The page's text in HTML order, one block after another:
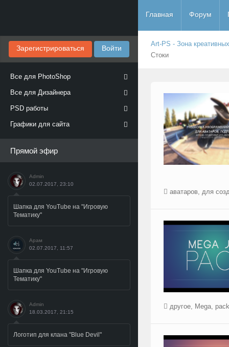
Зарегистрироваться Войти
Все для PhotoShop
Все для Дизайнера
PSD работы
Графики для сайта
Прямой эфир
Admin
02.07.2017, 23:10
Шапка для YouTube на "Игровую
Тематику"
Арам
02.07.2017, 11:57
Шапка для YouTube на "Игровую
Тематику"
Admin
18.03.2017, 21:15
Логотип для клана "Blue Devil"
Главная Форум
Art-PS - Зона
Стоки
аватаров, для
другое, Mega, pack